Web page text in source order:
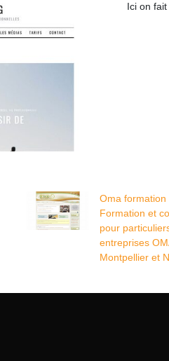
Ici on
Oma formation
Formation et
pour
entreprises
Montpellier et